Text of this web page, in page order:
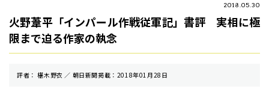
2018.05.30
火野葦平「インパール作戦従軍記」書評 実相に極
限まで迫る作家の執念
評者： 椹木野衣 ／ 朝⽇新聞掲載：2018年01月28日